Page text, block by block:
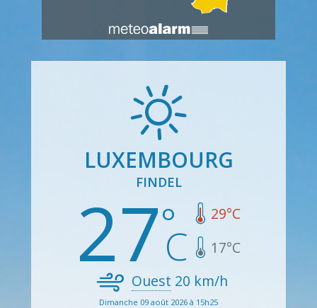
LUXEMBOURG
FINDEL
27 29°C
17°C
Ouest 20 km/h
Dimanche 09 août 2026 à 15h25